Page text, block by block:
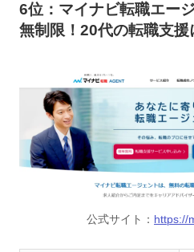
6位：マイナビ転職エー
無制限！20代の転職支援
公式サイト： https://